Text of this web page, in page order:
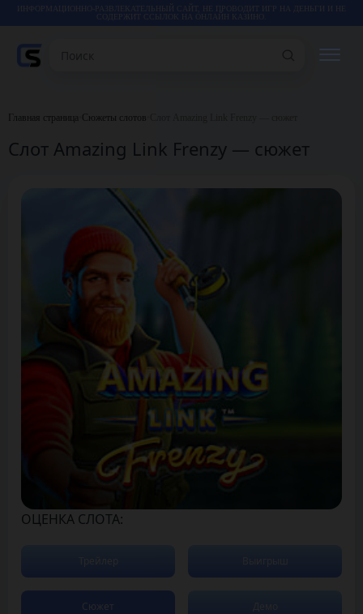
СОДЕРЖИТ ССЫЛОК НА ОНЛАЙН КАЗИНО.
КАЗИНО
СТАТЬИ
ВИДЕО
Главная страница Сюжеты слотов
Слот Amazing Link Frenzy — сюжет
ОЦЕНКА СЛОТА:
Сюжет